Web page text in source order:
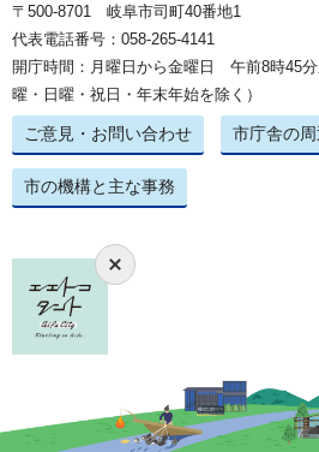
〒500-8701 岐阜市司町40番地1
代表電話番号：058-265-4141
開庁時間：月曜日から金曜日 午前8時45
曜・日曜・祝日・年末年始を除く）
ご意見・お問い合わせ 市庁舎の周
市の機構と主な事務